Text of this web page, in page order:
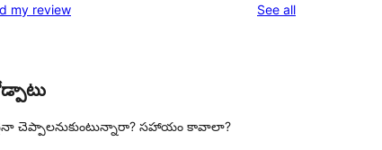
my review See allreviews
చెప్పాలనుకుంటున్నారా? సహాయం కావాలా?